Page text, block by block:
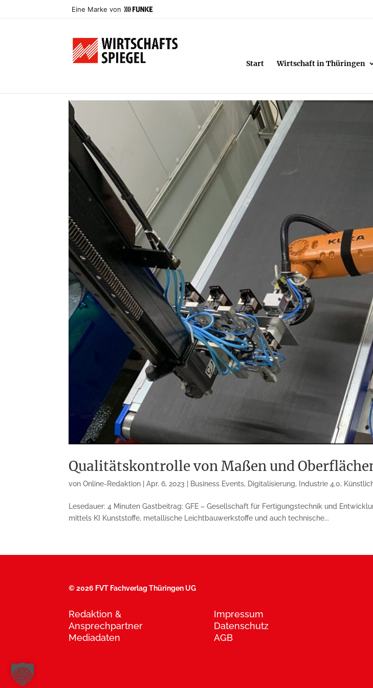
Eine Marke von
Start Wirtschaft in Thüringen
Qualitätskontrolle von Maßen und
vonOnline-Redaktion |Apr. 6, 2023 Business Events, Digitalisierung, Industrie 4.0,
Lesedauer: 4 Minuten Gastbeitrag: GFE – Gesellschaft für Fertigungstechnik und
mittels KI Kunststoffe, metallische Leicht­bau­werk­stoffe und auch tech­nische...
©2026 FVT Fachverlag Thüringen UG
Redaktion &
Ansprechpartner
Mediadaten
Impressum
Datenschutz
AGB